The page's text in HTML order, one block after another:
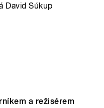
David Súkup
a režisérem